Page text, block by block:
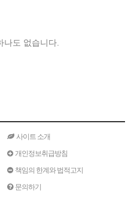
나도 없습니다.
사이트 소개
개인정보취급방침
책임의 한계와 법적고지
문의하기